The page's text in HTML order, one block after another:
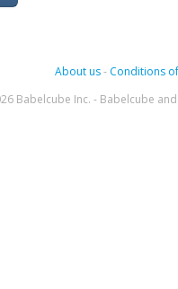
About us- Conditions
Babelcube Inc. - Babelcube